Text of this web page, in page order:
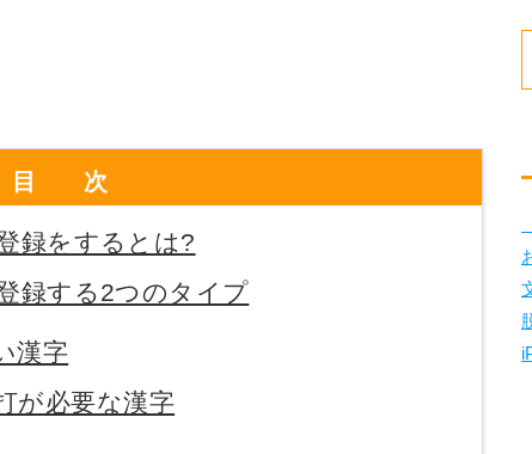
目次
録をするとは?
録する2つのタイプ
漢字
が必要な漢字